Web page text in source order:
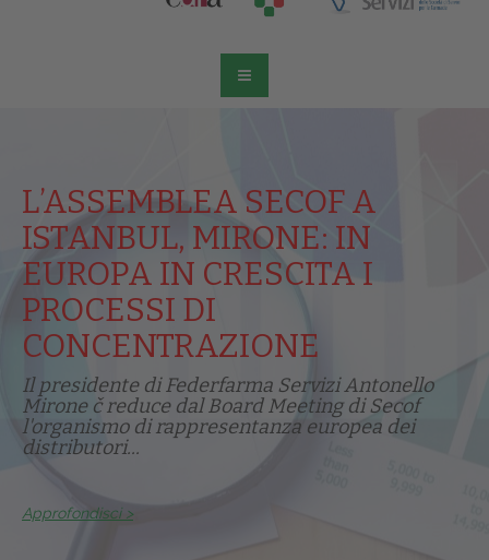
L’ASSEMBLEA SECOF A
ISTANBUL, MIRONE: IN
EUROPA IN CRESCITA I
PROCESSI DI
CONCENTRAZIONE
Il presidente di Federfarma Servizi Antonello
Mirone č reduce dal Board Meeting di Secof
l'organismo di rappresentanza europea dei
distributori...
Approfondisci >